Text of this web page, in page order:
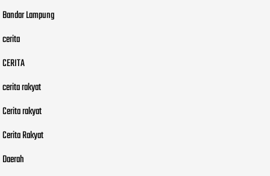
Bandar Lampung
cerita
CERITA
cerita rakyat
Cerita rakyat
Cerita Rakyat
Daerah